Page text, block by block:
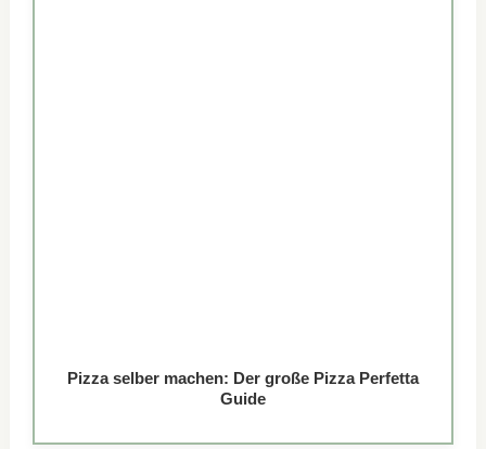
Pizza selber machen: Der große Pizza Perfetta
Guide